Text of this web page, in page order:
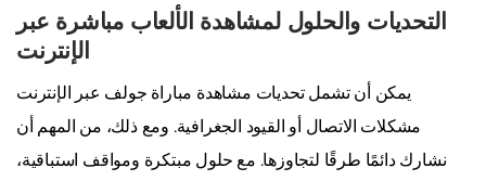
التحديات والحلول لمشاهدة الألعاب مباشرة عبر
الإنترنت
يمكن أن تشمل تحديات مشاهدة مباراة جولف عبر الإنترنت
مشكلات الاتصال أو القيود الجغرافية. ومع ذلك، من المهم أن
نشارك دائمًا طرقًا لتجاوزها. مع حلول مبتكرة ومواقف استباقية،